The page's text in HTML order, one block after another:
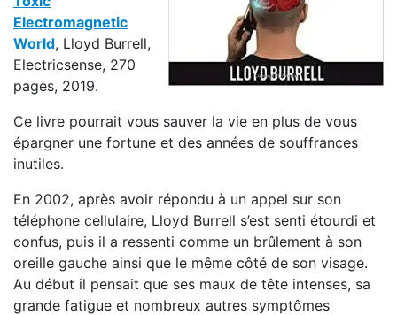
Electromagnetic
World, Lloyd Burrell,
Electricsense, 270
pages, 2019.
Ce livre pourrait vous sauver la vie en plus de vous
épargner une fortune et des années de souffrances
inutiles.
En 2002, après avoir répondu à un appel sur son
téléphone cellulaire, Lloyd Burrell s’est senti étourdi et
confus, puis il a ressenti comme un brûlement à son
oreille gauche ainsi que le même côté de son visage.
Au début il pensait que ses maux de tête intenses, sa
grande fatigue et nombreux autres symptômes